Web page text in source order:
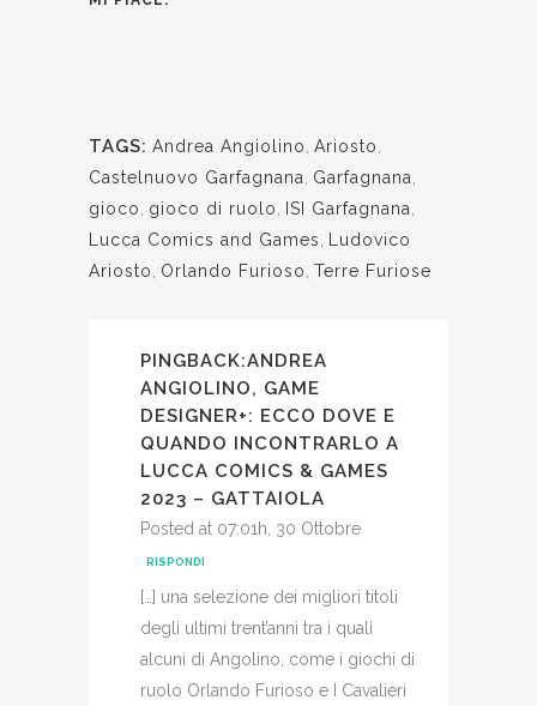
TAGS: Andrea Angiolino Ariosto
Castelnuovo Garfagnana
Garfagnana
gioco
gioco di ruolo ISI Garfagnana
Lucca Comics and Games
Ludovico
Ariosto
Orlando Furioso Terre Furiose
PINGBACK:ANDREA
ANGIOLINO, GAME
DESIGNER+: ECCO DOVE E
QUANDO INCONTRARLO A
LUCCA COMICS & GAMES
2023 – GATTAIOLA
Posted at 07:01h, 30 Ottobre
RISPONDI
[…] una selezione dei migliori titoli
degli ultimi trent’anni tra i quali
alcuni di Angolino, come i giochi di
ruolo Orlando Furioso e I Cavalieri